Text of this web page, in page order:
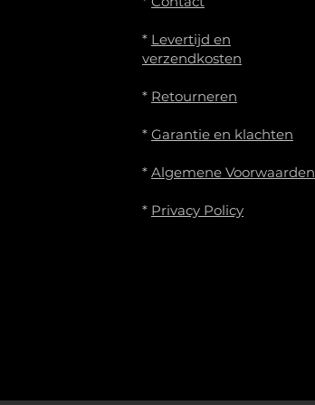
* Levertijd en
verzendkosten
* Retourneren
* Garantie en klachten
* Algemene Voorwaarden
* Privacy Policy